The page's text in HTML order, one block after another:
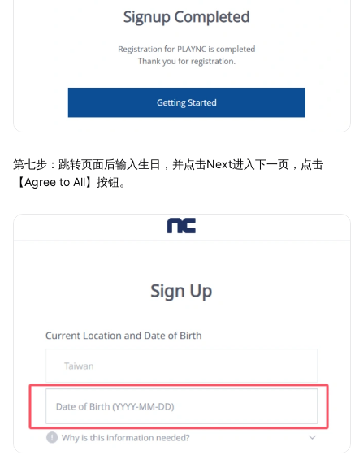
第七步：跳转页面后输入生日，并点击Next进入下一页，点击
【Agree to All】按钮。